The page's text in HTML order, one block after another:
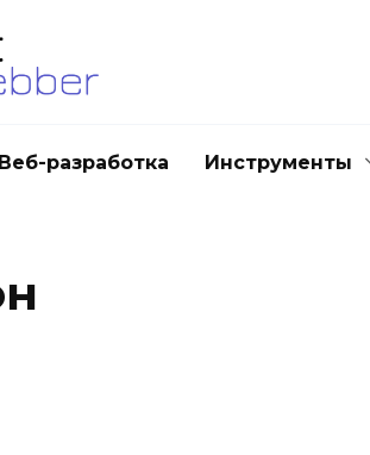
Веб-разработка Инструменты